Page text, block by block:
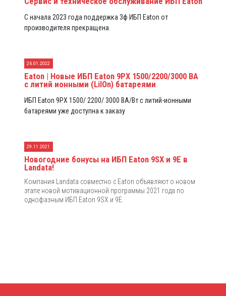
С начала 2023 года поддержка 3ф ИБП Eaton от
производителя прекращена.
26.01.2022
Eaton | Новые ИБП Eaton 9PX 1500/2200/3000 ВА
с литий ионными (LiIOn) батареями
ИБП Eaton 9PX 1500/ 2200/ 3000 ВА/Вт с литий-ионными
батареями уже доступна к заказу
29.11.2021
Новогодние бонусы на ИБП Eaton 9SX и 9E в
Landata!
Компания Landata совместно с Eaton объявляют о новом
этапе новой мотивационной программы 2021 года по
однофазным ИБП Eaton 9SX и 9E.